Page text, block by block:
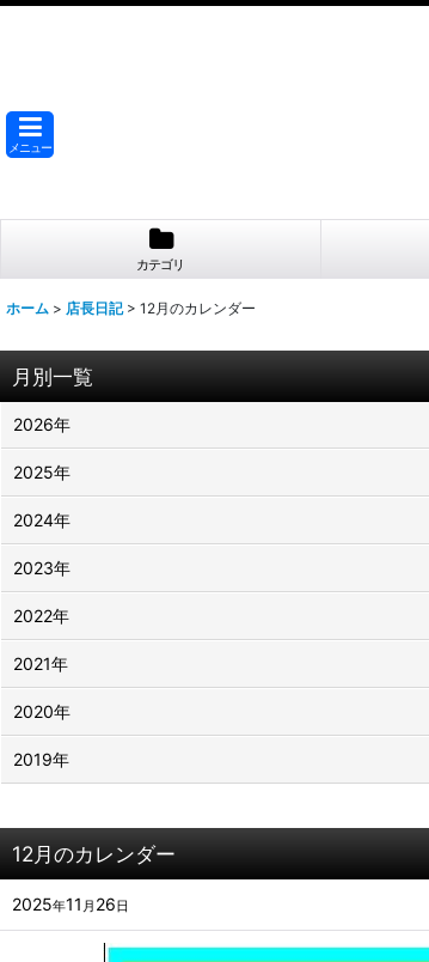
メニュー
カテゴリ
ホーム > 店長日記 > 12月のカレンダー
12月のカレンダー
2025年11 月 26 日
月別一覧
2026年
2025年
2024年
2023年
2022年
2021年
2020年
2019年